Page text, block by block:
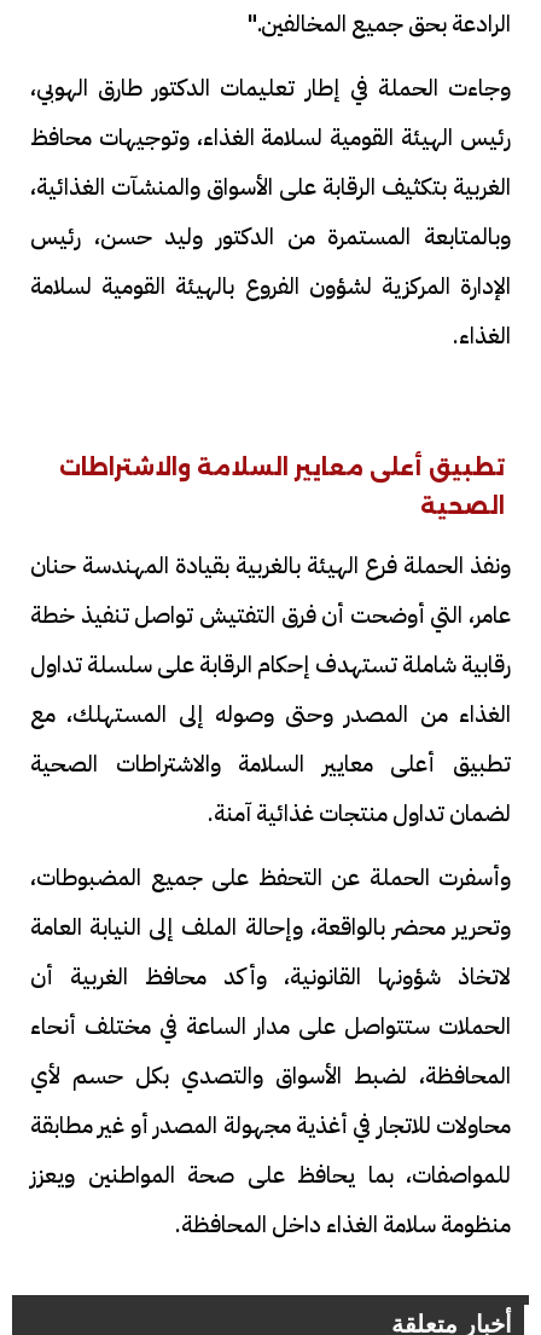
الرادعة بحق جميع المخالفين."
وجاءت الحملة في إطار تعليمات الدكتور طارق الهوبي،
رئيس الهيئة القومية لسلامة الغذاء، وتوجيهات محافظ
الغربية بتكثيف الرقابة على الأسواق والمنشآت الغذائية،
وبالمتابعة المستمرة من الدكتور وليد حسن، رئيس
الإدارة المركزية لشؤون الفروع بالهيئة القومية لسلامة
الغذاء.
تطبيق أعلى معايير السلامة والاشتراطات
الصحية
ونفذ الحملة فرع الهيئة بالغربية بقيادة المهندسة حنان
عامر، التي أوضحت أن فرق التفتيش تواصل تنفيذ خطة
رقابية شاملة تستهدف إحكام الرقابة على سلسلة تداول
الغذاء من المصدر وحتى وصوله إلى المستهلك، مع
تطبيق أعلى معايير السلامة والاشتراطات الصحية
لضمان تداول منتجات غذائية آمنة.
وأسفرت الحملة عن التحفظ على جميع المضبوطات،
وتحرير محضر بالواقعة، وإحالة الملف إلى النيابة العامة
لاتخاذ شؤونها القانونية، وأكد محافظ الغربية أن
الحملات ستتواصل على مدار الساعة في مختلف أنحاء
المحافظة، لضبط الأسواق والتصدي بكل حسم لأي
محاولات للاتجار في أغذية مجهولة المصدر أو غير مطابقة
للمواصفات، بما يحافظ على صحة المواطنين ويعزز
منظومة سلامة الغذاء داخل المحافظة.
أخبار متعلقة